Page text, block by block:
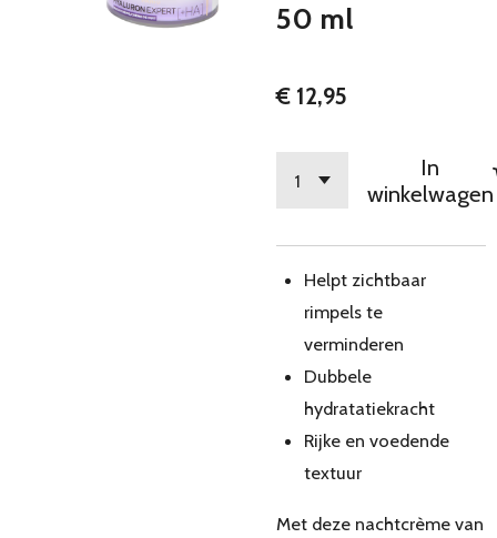
50 ml
€ 12,95
In
winkelwagen
Helpt zichtbaar
rimpels te
verminderen
Dubbele
hydratatiekracht
Rijke en voedende
textuur
Met deze nachtcrème van